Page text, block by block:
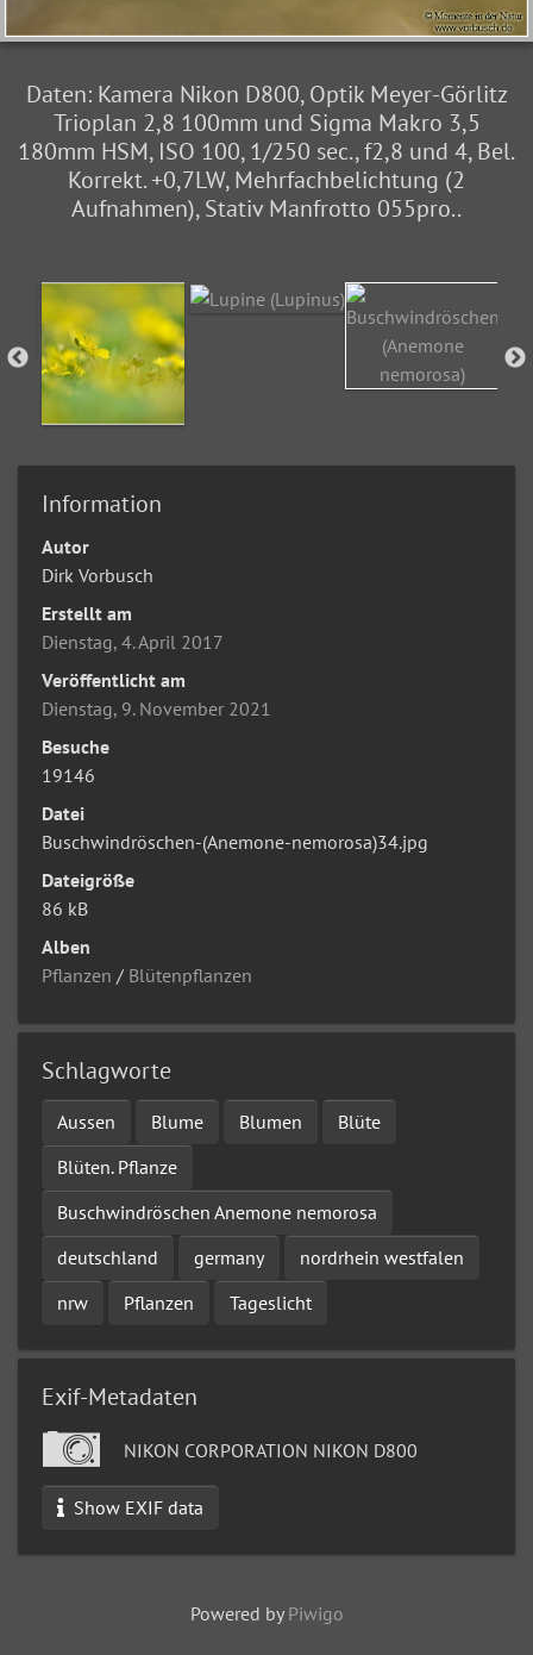
Daten: Kamera Nikon D800, Optik Meyer-Görlitz
Trioplan 2,8 100mm und Sigma Makro 3,5
180mm HSM, ISO 100, 1/250 sec., f2,8 und 4, Bel.
Korrekt. +0,7LW, Mehrfachbelichtung (2
Aufnahmen), Stativ Manfrotto 055pro..
Information
Autor
Dirk Vorbusch
Erstellt am
Dienstag, 4. April 2017
Veröffentlicht am
Dienstag, 9. November 2021
Besuche
19146
Datei
Buschwindröschen-(Anemone-nemorosa)34.jpg
Dateigröße
86 kB
Alben
Pflanzen / Blütenpflanzen
Schlagworte
Aussen Blume Blumen
Blüte
Blüten. Pflanze
Buschwindröschen Anemone nemorosa
deutschland
germany
nordrhein westfalen
nrw
Pflanzen Tageslicht
Exif-Metadaten
NIKON CORPORATION NIKON D800
Show EXIF data
Powered by Piwigo